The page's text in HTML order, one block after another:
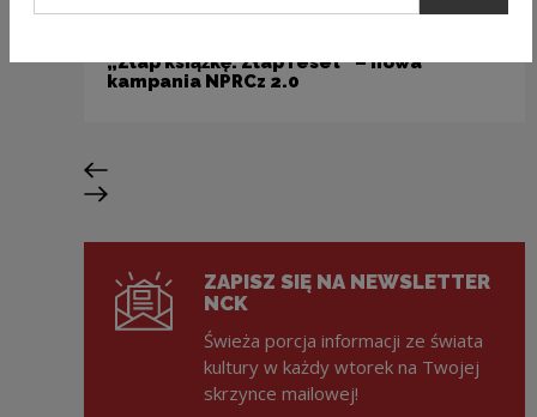
„Złap książkę. Złap reset” – nowa
kampania NPRCz 2.0
Poprzedni slajd
Następny slajd
ZAPISZ SIĘ NA NEWSLETTER
NCK
Świeża porcja informacji ze świata
kultury w każdy wtorek na Twojej
skrzynce mailowej!